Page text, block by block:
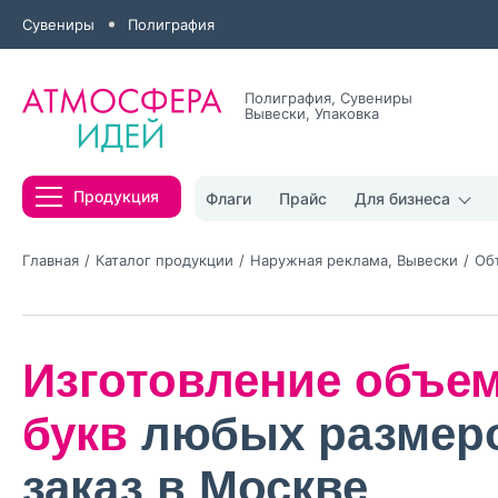
Сувениры Полиграфия
Полиграфия, Сувениры
Вывески, Упаковка
Продукция Флаги Прайс Для бизнеса
Главная Каталог продукции Наружная реклама, Вывески
Изготовление
букв любых
заказ в Москве
Нажимая
политикой
Нажимая на